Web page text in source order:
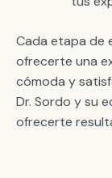
Cada etapa de
ofrecerte una
cómoda y
Dr. Sordo y su
ofrecerte